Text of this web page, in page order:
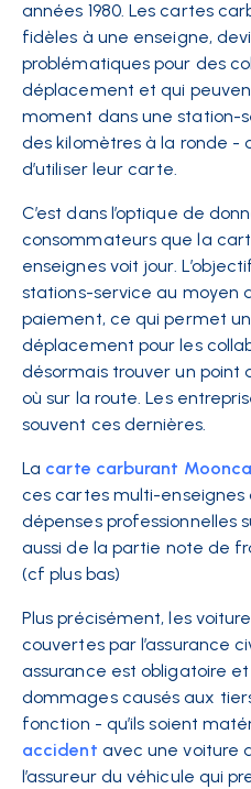
années 1980. Les cartes
fidèles à une enseigne,
problématiques pour des
déplacement et qui
moment dans une station-
des kilomètres à la ronde -
d’utiliser leur carte.
C’est dans l’optique de
consommateurs que la
enseignes voit jour.
stations-service au moyen
paiement, ce qui permet
déplacement pour les
désormais trouver un point
où sur la route. Les
souvent ces dernières.
La carte carburant
ces cartes multi-enseignes
dépenses professionnelles
aussi de la partie note de
(cf plus bas)
Plus précisément, les
couvertes par l’assurance
assurance est obligatoire
dommages causés aux
fonction - qu’ils soient
accident avec une voiture
l’assureur du véhicule qui